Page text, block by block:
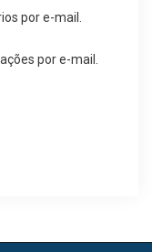
por e-mail.
por e-mail.